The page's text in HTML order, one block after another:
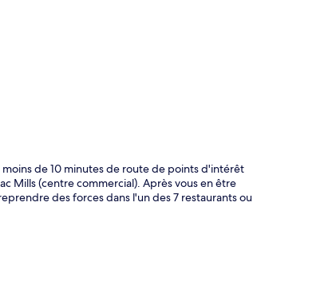
moins de 10 minutes de route de points d'intérêt
Mills (centre commercial). Après vous en être
des forces dans l'un des 7 restaurants ou